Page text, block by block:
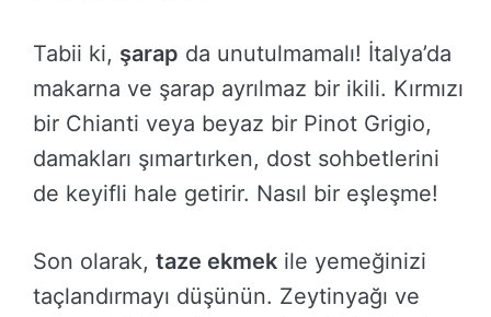
Tabii ki, şarap da unutulmamalı! İtalya’da
makarna ve şarap ayrılmaz bir ikili. Kırmızı
bir Chianti veya beyaz bir Pinot Grigio,
damakları şımartırken, dost sohbetlerini
de keyifli hale getirir. Nasıl bir eşleşme!
Son olarak, taze ekmek ile yemeğinizi
taçlandırmayı düşünün. Zeytinyağı ve